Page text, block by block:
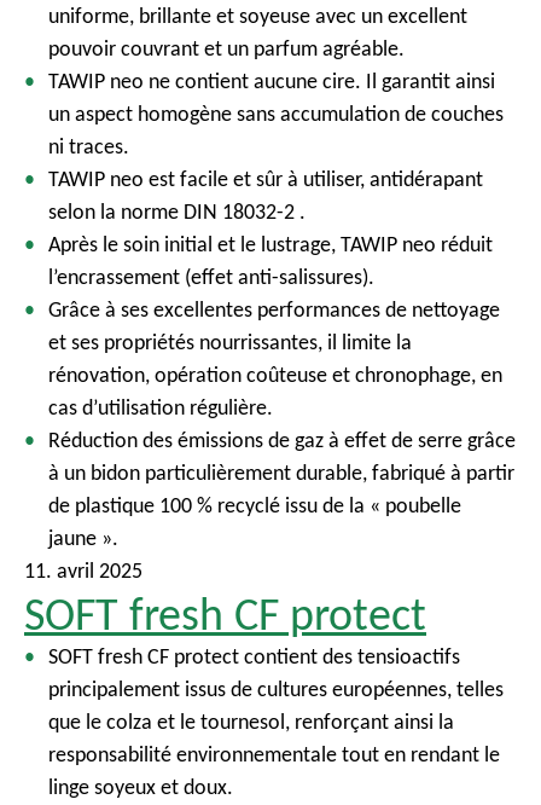
:
uniforme, brillante et soyeuse avec un excellent
pouvoir couvrant et un parfum agréable.
TAWIP neo ne contient aucune cire. Il garantit ainsi
un aspect homogène sans accumulation de couches
ni traces.
TAWIP neo est facile et sûr à utiliser, antidérapant
selon la norme DIN 18032-2 .
Après le soin initial et le lustrage, TAWIP neo réduit
l’encrassement (effet anti-salissures).
Grâce à ses excellentes performances de nettoyage
et ses propriétés nourrissantes, il limite la
rénovation, opération coûteuse et chronophage, en
cas d’utilisation régulière.
Réduction des émissions de gaz à effet de serre grâce
à un bidon particulièrement durable, fabriqué à partir
de plastique 100 % recyclé issu de la « poubelle
jaune ».
11. avril 2025
SOFT fresh CF protect
SOFT fresh CF protect contient des tensioactifs
principalement issus de cultures européennes, telles
que le colza et le tournesol, renforçant ainsi la
responsabilité environnementale tout en rendant le
linge soyeux et doux.